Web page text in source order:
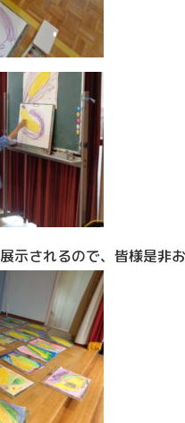
されるので、皆様是非お